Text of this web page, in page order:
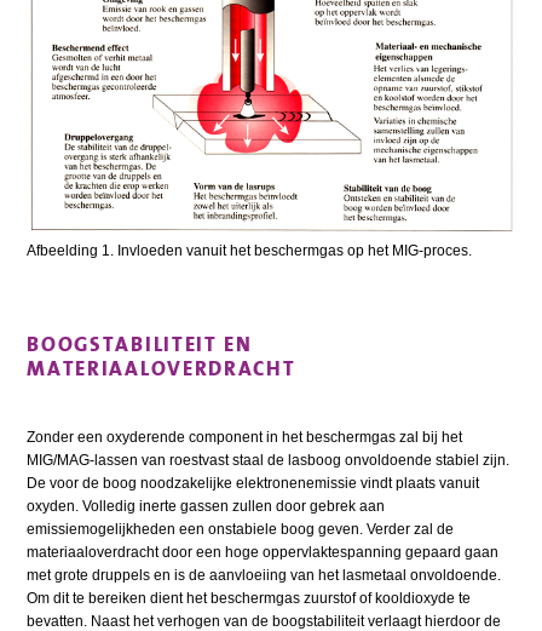
Afbeelding 1. Invloeden vanuit het beschermgas op het MIG-proces.
BOOGSTABILITEIT EN
MATERIAALOVERDRACHT
Zonder een oxyderende component in het beschermgas zal bij het
MIG/MAG-lassen van roestvast staal de lasboog onvoldoende stabiel zijn.
De voor de boog noodzakelijke elektronenemissie vindt plaats vanuit
oxyden. Volledig inerte gassen zullen door gebrek aan
emissiemogelijkheden een onstabiele boog geven. Verder zal de
materiaaloverdracht door een hoge oppervlaktespanning gepaard gaan
met grote druppels en is de aanvloeiing van het lasmetaal onvoldoende.
Om dit te bereiken dient het beschermgas zuurstof of kooldioxyde te
bevatten. Naast het verhogen van de boogstabiliteit verlaagt hierdoor de